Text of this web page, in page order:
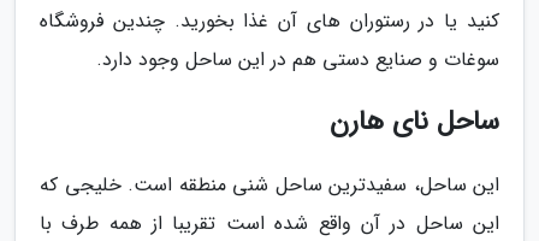
کنید یا در رستوران های آن غذا بخورید. چندین فروشگاه
سوغات و صنایع دستی هم در این ساحل وجود دارد.
ساحل نای هارن
این ساحل، سفیدترین ساحل شنی منطقه است. خلیجی که
این ساحل در آن واقع شده است تقریبا از همه طرف با